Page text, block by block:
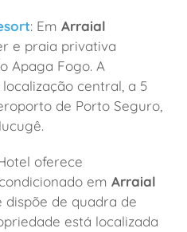
: Em Arraial
e praia privativa
Apaga Fogo. A
central, a 5
de Porto Seguro,
oferece
em Arraial
dispõe de quadra de
está localizada